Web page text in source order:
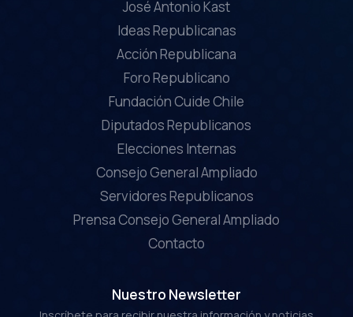
José Antonio Kast
Ideas Republicanas
Acción Republicana
Foro Republicano
Fundación Cuide Chile
Diputados Republicanos
Elecciones Internas
Consejo General Ampliado
Servidores Republicanos
Prensa Consejo General Ampliado
Contacto
Nuestro Newsletter